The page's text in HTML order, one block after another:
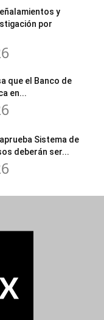
y
por
que el Banco de
en...
Sistema de
deberán ser...